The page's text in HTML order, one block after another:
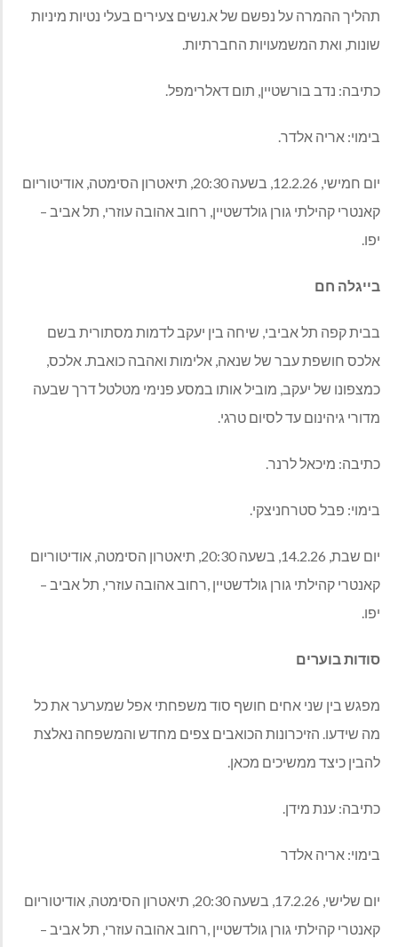
תהליך ההמרה על נפשם של א.נשים צעירים בעלי נטיות מיניות
שונות, ואת המשמעויות החברתיות.
כתיבה: נדב בורשטיין, תום דאלרימפל.
בימוי: אריה אלדר.
יום חמישי, 12.2.26, בשעה תיאטרון הסימטה, אודיטוריום
קאנטרי קהילתי גורן גולדשטיין, רחוב אהובה עוזרי, תל אביב –
יפו.
בייגלה חם
בבית קפה תל אביבי, שיחה בין יעקב לדמות מסתורית בשם
אלכס חושפת עבר של שנאה, אלימות ואהבה כואבת. אלכס,
כמצפונו של יעקב, מוביל אותו במסע פנימי מטלטל דרך שבעה
מדורי גיהינום עד לסיום טרגי.
כתיבה: מיכאל לרנר.
בימוי: פבל סטרחניצקי.
יום שבת, 14.2.26, בשעה תיאטרון הסימטה, אודיטוריום
קאנטרי קהילתי גורן גולדשטיין ,רחוב אהובה עוזרי, תל אביב –
יפו.
סודותבוערים
מפגש בין שני אחים חושף סוד משפחתי אפל שמערער את כל
מה שידעו. הזיכרונות הכואבים צפים מחדש והמשפחה נאלצת
להבין כיצד ממשיכים מכאן.
כתיבה: ענת מידן.
בימוי: אריה אלדר
יום שלישי, 17.2.26, בשעה תיאטרון הסימטה, אודיטוריום
קאנטרי קהילתי גורן גולדשטיין ,רחוב אהובה עוזרי, תל אביב –